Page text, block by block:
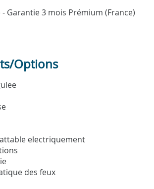
Garantie 3 mois Prémium (France)
Options
electriquement
des feux